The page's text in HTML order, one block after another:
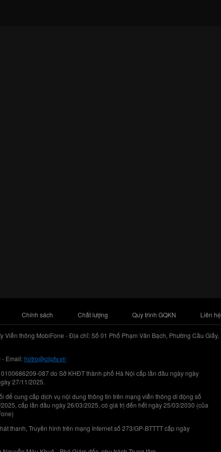
Chính sách Chất lượng Quy trình GQKN Liên hệ
Viễn thông MobiFone - Địa chỉ: Số 01 Phố Phạm Văn Bạch, Phường Cầu Giấy,
Email:hotro@cliptv.vn
087 do Sở KHĐT thành phố Hà Nội cấp lần đầu ngày ngày
27/11/2025.
để cung cấp dịch vụ nội dung thông tin trên mạng viễn thông di động số
cấp lần đầu ngày 26/03/2025, có giá trị đến hết ngày 25/03/2030 (của
thanh, Truyền hình trên mạng Internet số 273/GP-BTTTT cấp ngày